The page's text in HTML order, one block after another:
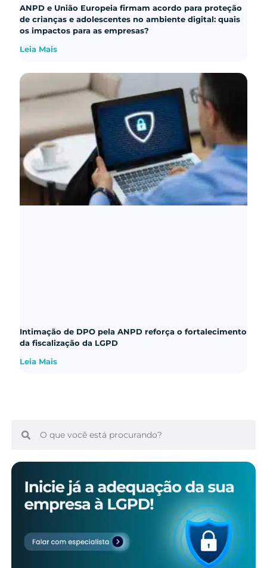
ANPD e União Europeia firmam acordo para proteção
de crianças e adolescentes no ambiente digital: quais
os impactos para as empresas?
Leia Mais
Intimação de DPO pela ANPD reforça o fortalecimento
da fiscalização da LGPD
Leia Mais